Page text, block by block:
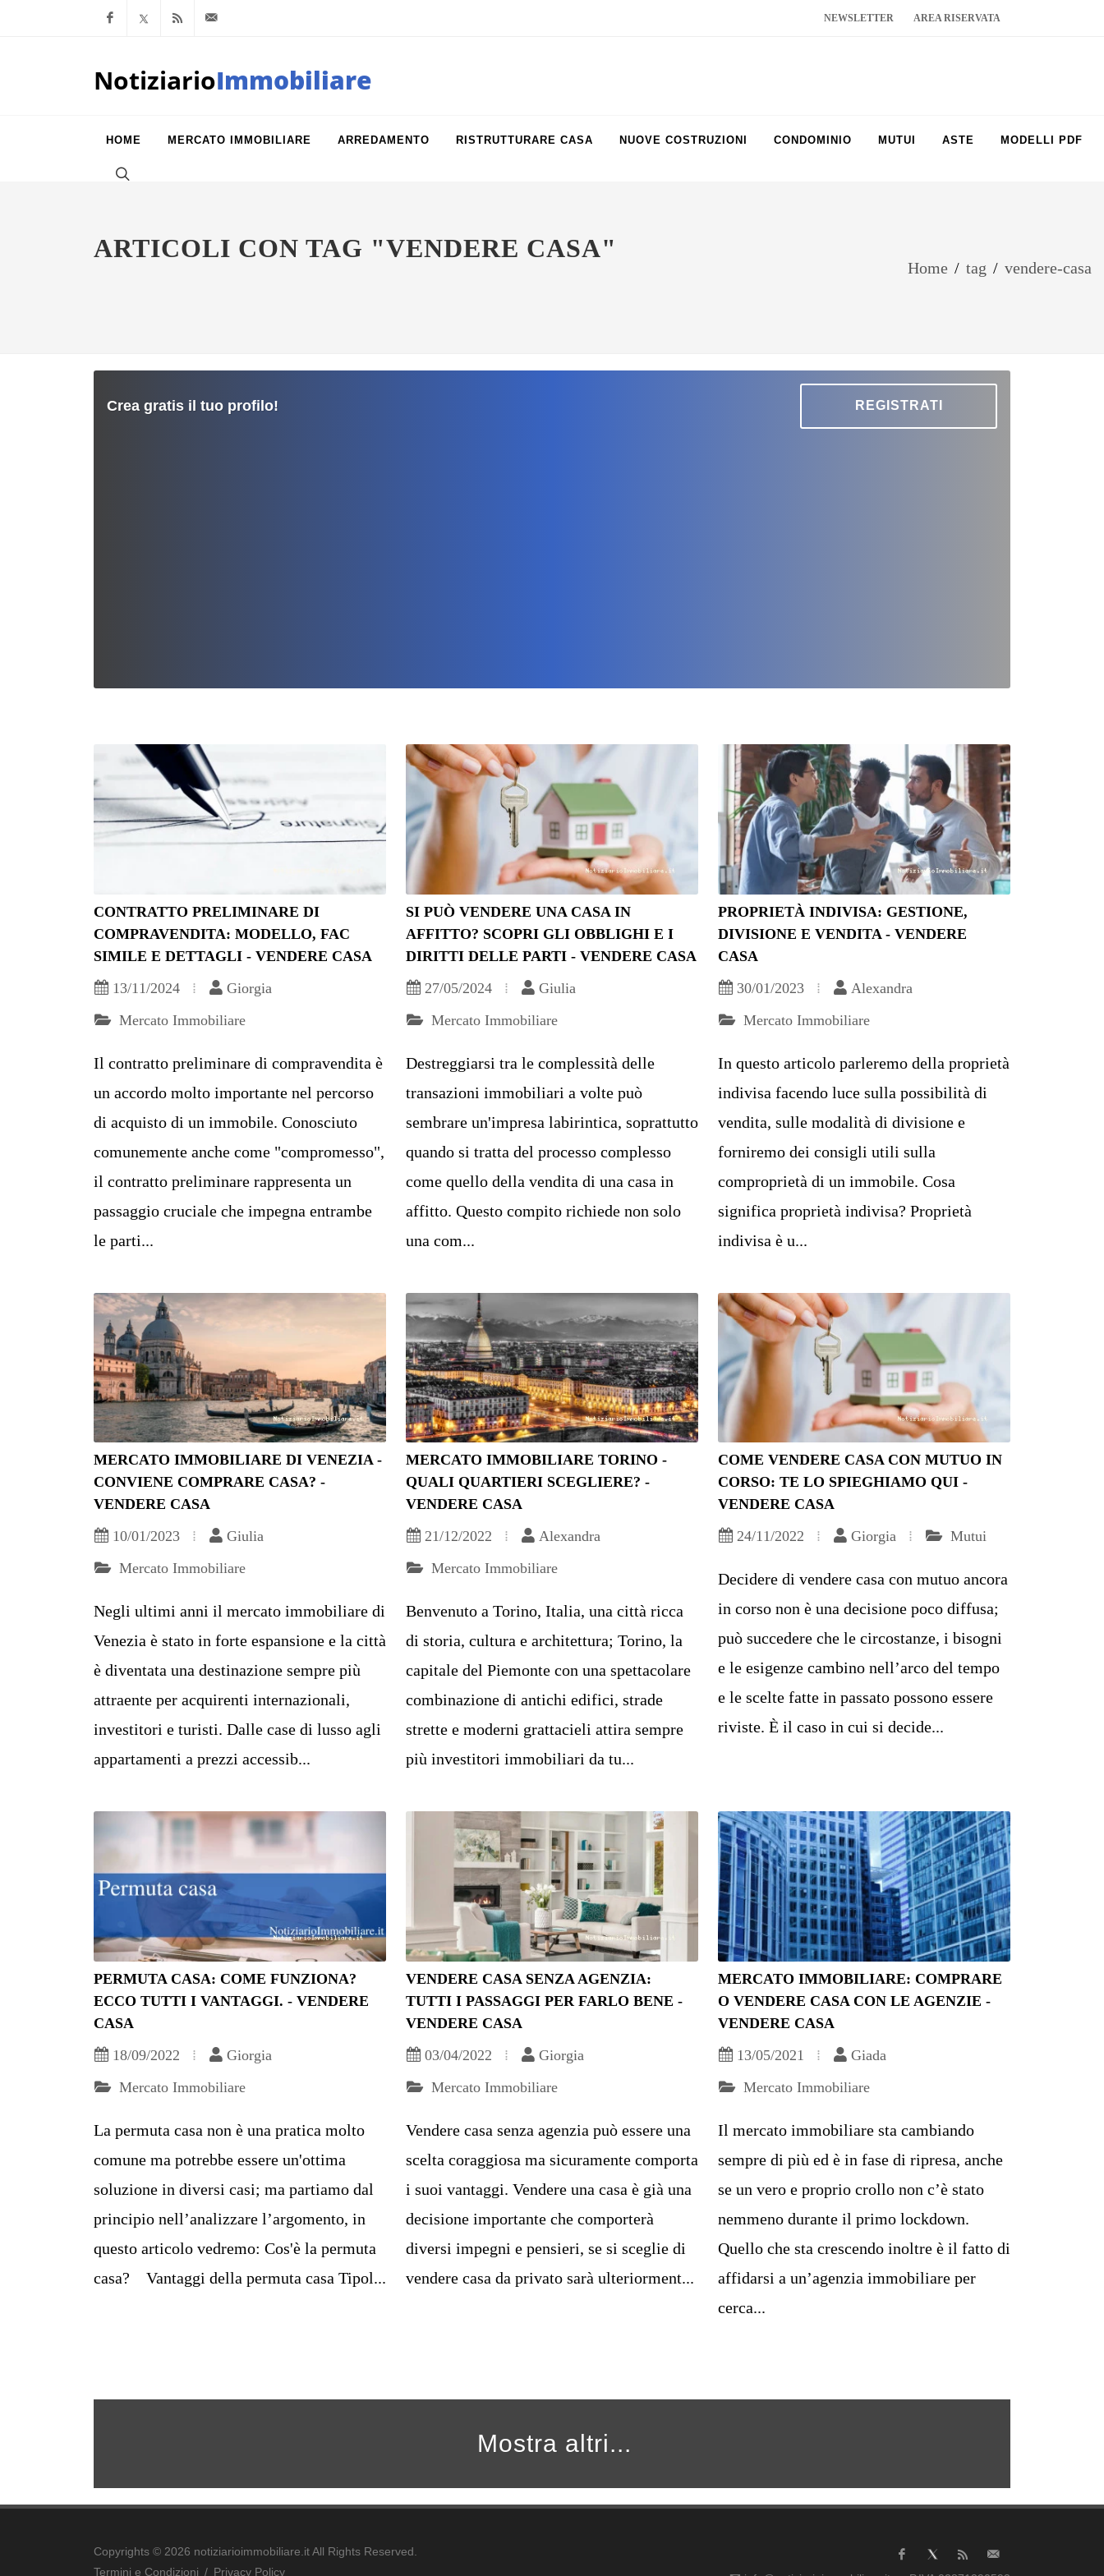
Facebook
x.com Feed RSS NEWSLETTER AREA RISERVATA
NotiziarioImmobiliare
HOME MERCATO IMMOBILIARE ARREDAMENTO RISTRUTTURARE CASA NUOVE COSTRUZIONI CONDOMINIO MUTUI ASTE MODELLI PDF
ARTICOLI CON TAG "VENDERE CASA"
Home / tag / vendere-casa
Crea gratis il tuo profilo! REGISTRATI
CONTRATTO PRELIMINARE DI
COMPRAVENDITA: MODELLO, FAC
SIMILE E DETTAGLI - VENDERE CASA
13/11/2024
Giorgia
Mercato Immobiliare
Il contratto preliminare di compravendita è
un accordo molto importante nel percorso
di acquisto di un immobile. Conosciuto
comunemente anche come "compromesso",
il contratto preliminare rappresenta un
passaggio cruciale che impegna entrambe
le parti...
SI PUÒ VENDERE UNA CASA IN
AFFITTO? SCOPRI GLI OBBLIGHI E I
DIRITTI DELLE PARTI - VENDERE CASA
27/05/2024
Giulia
Mercato Immobiliare
Destreggiarsi tra le complessità delle
transazioni immobiliari a volte può
sembrare un'impresa labirintica, soprattutto
quando si tratta del processo complesso
come quello della vendita di una casa in
affitto. Questo compito richiede non solo
una com...
PROPRIETÀ INDIVISA: GESTIONE,
DIVISIONE E VENDITA - VENDERE
CASA
30/01/2023
Alexandra
Mercato Immobiliare
In questo articolo parleremo della proprietà
indivisa facendo luce sulla possibilità di
vendita, sulle modalità di divisione e
forniremo dei consigli utili sulla
comproprietà di un immobile. Cosa
significa proprietà indivisa? Proprietà
indivisa è u...
MERCATO IMMOBILIARE DI VENEZIA -
CONVIENE COMPRARE CASA? -
VENDERE CASA
10/01/2023
Giulia
Mercato Immobiliare
Negli ultimi anni il mercato immobiliare di
Venezia è stato in forte espansione e la città
è diventata una destinazione sempre più
attraente per acquirenti internazionali,
investitori e turisti. Dalle case di lusso agli
appartamenti a prezzi accessib...
MERCATO IMMOBILIARE TORINO -
QUALI QUARTIERI SCEGLIERE? -
VENDERE CASA
21/12/2022
Alexandra
Mercato Immobiliare
Benvenuto a Torino, Italia, una città ricca
di storia, cultura e architettura; Torino, la
capitale del Piemonte con una spettacolare
combinazione di antichi edifici, strade
strette e moderni grattacieli attira sempre
più investitori immobiliari da tu...
COME VENDERE CASA CON MUTUO IN
CORSO: TE LO SPIEGHIAMO QUI -
VENDERE CASA
24/11/2022
Giorgia Mutui
Decidere di vendere casa con mutuo ancora
in corso non è una decisione poco diffusa;
può succedere che le circostanze, i bisogni
e le esigenze cambino nell’arco del tempo
e le scelte fatte in passato possono essere
riviste. È il caso in cui si decide...
PERMUTA CASA: COME FUNZIONA?
ECCO TUTTI I VANTAGGI. - VENDERE
CASA
18/09/2022
Giorgia
Mercato Immobiliare
La permuta casa non è una pratica molto
comune ma potrebbe essere un'ottima
soluzione in diversi casi; ma partiamo dal
principio nell’analizzare l’argomento, in
questo articolo vedremo: Cos'è la permuta
casa? Vantaggi della permuta casa Tipol...
VENDERE CASA SENZA AGENZIA:
TUTTI I PASSAGGI PER FARLO BENE -
VENDERE CASA
03/04/2022
Giorgia
Mercato Immobiliare
Vendere casa senza agenzia può essere una
scelta coraggiosa ma sicuramente comporta
i suoi vantaggi. Vendere una casa è già una
decisione importante che comporterà
diversi impegni e pensieri, se si sceglie di
vendere casa da privato sarà ulteriorment...
MERCATO IMMOBILIARE: COMPRARE
O VENDERE CASA CON LE AGENZIE -
VENDERE CASA
13/05/2021
Giada
Mercato Immobiliare
Il mercato immobiliare sta cambiando
sempre di più ed è in fase di ripresa, anche
se un vero e proprio crollo non c’è stato
nemmeno durante il primo lockdown.
Quello che sta crescendo inoltre è il fatto di
affidarsi a un’agenzia immobiliare per
cerca...
Mostra altri...
Copyrights © 2026 notiziarioimmobiliare.it All Rights Reserved.
Termini e Condizioni / Privacy Policy